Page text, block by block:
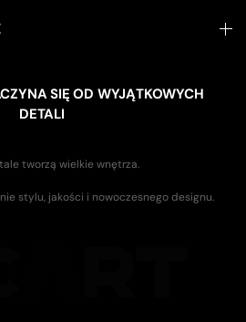
SIĘ OD WYJĄTKOWYCH
DETALI
tworzą wielkie wnętrza.
stylu, jakości i nowoczesnego designu.